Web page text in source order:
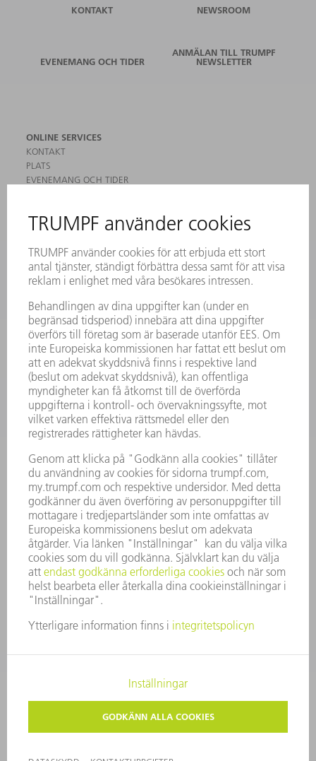
KONTAKT NEWSROOM
EVENEMANG OCH TIDER
ANMÄLAN TILL TRUMPF
NEWSLETTER
ONLINE SERVICES
KONTAKT
PLATS
EVENEMANG OCH TIDER
SÄKERHETSDATABLAD
MASKINER & SYSTEM
LASER
KRAFTELEKTRONIK
SMART FACTORY
MJUKVARA
SERVICES
TILLÄMPNINGAR
BRANSCHER
FÖRETAG
KARRIÄR
LEDIGA TJÄNSTER
FÖRETAGSPROFIL
STYRELSE
FÖRETAGSPRINCIPER
ÖVERENSSTÄMMELSE
RÅDGIVARSYSTEM
SECURITY
PRESSMEDDELANDEN
MAGASIN
HÅLLBARHET
MILJÖ & KLIMAT
SOCIALT & SAMHÄLLE
FÖRETAGSMANAGEMENT
KONTAKTUPPGIFTER DATASKYDD
COPYRIGHT
PRIVATA INSTÄLLNINGAR